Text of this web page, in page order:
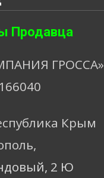
Продавца
ГРОССА»
Крым
2 Ю